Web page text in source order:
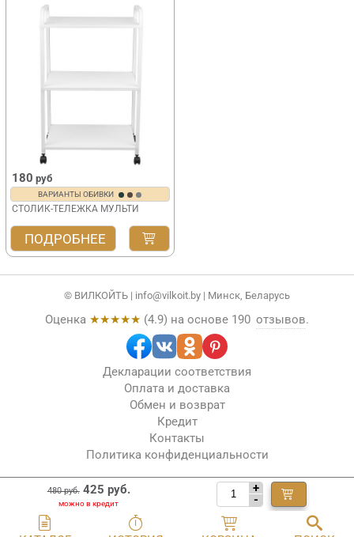
480 руб. 425 руб.
+
-
180 руб
ВАРИАНТЫ ОБИВКИ
СТОЛИК-ТЕЛЕЖКА МУЛЬТИ
ПОДРОБНЕЕ
© ВИЛКОЙТЬ | info@vilkoit.by | Минск, Беларусь
Оценка ★★★★★ (4.9) на основе 190 отзывов.
Декларации соответствия
Оплата и доставка
Обмен и возврат
Кредит
Контакты
Политика конфиденциальности